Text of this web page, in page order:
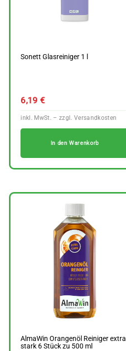
Sonett Glasreiniger 1 l
6,19 €
In den Warenkorb
AlmaWin Orangenöl Reiniger extra
stark 6 Stück zu 500 ml